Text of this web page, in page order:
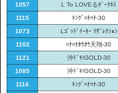
1057
L To LOVEるﾀﾞｰｸﾈｽ
1115
ｷﾝｸﾞﾊﾅﾊﾅ-30
1073
Lｺﾞｯﾄﾞｲｰﾀｰ ﾘｻﾞﾚｸｼｮﾝ
1102
ﾊﾅﾊﾅﾎｳｵｳ天翔-30
1121
沖ﾄﾞｷ!GOLD-30
1085
沖ﾄﾞｷ!GOLD-30
1116
ｷﾝｸﾞﾊﾅﾊﾅ-30